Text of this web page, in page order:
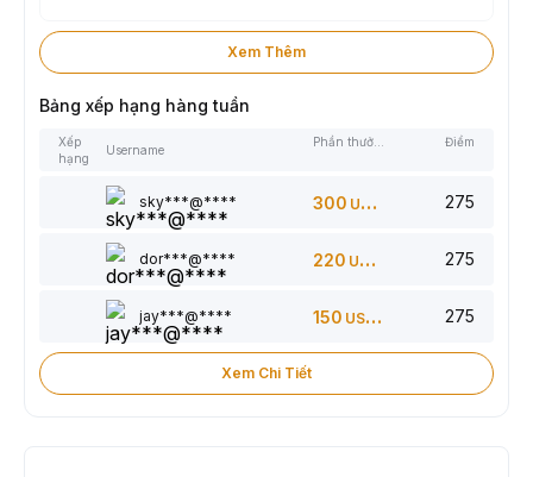
Xem Thêm
Bảng xếp hạng hàng tuần
Xếp
hạng
Username
Điểm
sky***@**** 300 USDT 275
dor***@**** 220 USDT 275
jay***@**** 150 USDT 275
Xem Chi Tiết